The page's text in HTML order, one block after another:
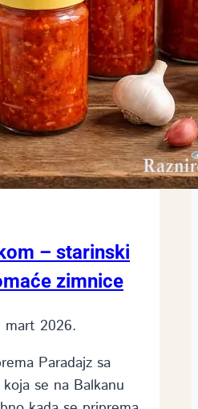
– starinski
zimnice
mart 2026.
Paradajz sa
se na Balkanu